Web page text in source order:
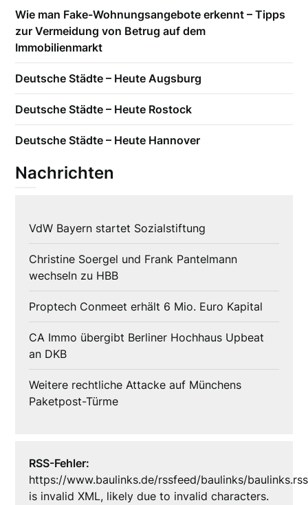
Wie man Fake-Wohnungsangebote erkennt – Tipps
zur Vermeidung von Betrug auf dem
Immobilienmarkt
Deutsche Städte – Heute Augsburg
Deutsche Städte – Heute Rostock
Deutsche Städte – Heute Hannover
Nachrichten
VdW Bayern startet Sozialstiftung
Christine Soergel und Frank Pantelmann
wechseln zu HBB
Proptech Conmeet erhält 6 Mio. Euro Kapital
CA Immo übergibt Berliner Hochhaus Upbeat
an DKB
Weitere rechtliche Attacke auf Münchens
Paketpost-Türme
RSS-Fehler:
https://www.baulinks.de/rssfeed/baulinks/baulinks.rss
is invalid XML, likely due to invalid characters.